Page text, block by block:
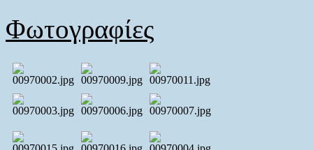
Φωτογραφίες